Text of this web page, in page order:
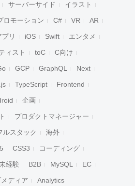
サーバーサイド イラスト
ロモーション C# VR AR
リ iOS Swift エンタメ
ィスト toC C向け
GCP GraphQL Next
TypeScript Frontend
企画
プロダクトマネージャー
ルスタック 海外
CSS3 コーディング
未経験 B2B MySQL EC
ディア Analytics